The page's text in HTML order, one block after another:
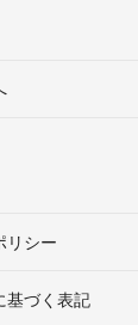
リシー
基づく表記